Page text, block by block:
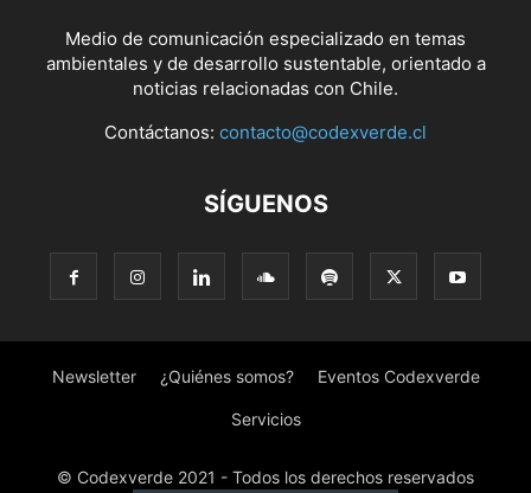
Medio de comunicación especializado en temas
ambientales y de desarrollo sustentable, orientado a
noticias relacionadas con Chile.
Contáctanos: contacto@codexverde.cl
SÍGUENOS
Newsletter ¿Quiénes somos? Eventos Codexverde
Servicios
© Codexverde 2021 - Todos los derechos reservados